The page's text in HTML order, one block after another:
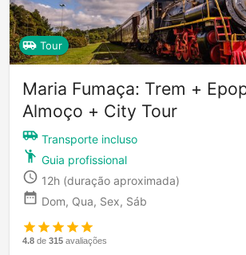
Tour
Maria Fumaça: Trem +
Almoço + City Tour
Transporte incluso
Guia profissional
12h (duração aproximada)
Dom, Qua, Sex, Sáb
4.8 de 315 avaliações